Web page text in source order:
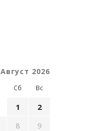
Август 2026
Сб Вс
1
2
8
9